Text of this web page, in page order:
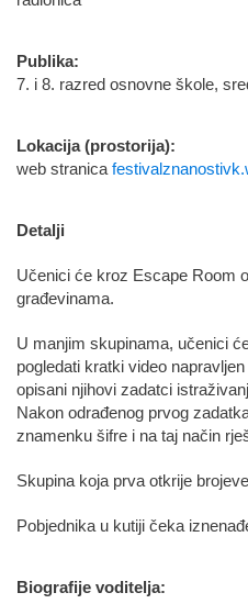
Publika:
7. i 8. razred osnovne škole,
Lokacija (prostorija):
web stranica
Detalji
Učenici će kroz Escape Room
građevinama.
U manjim skupinama, učenici
pogledati kratki video
opisani njihovi zadatci
Nakon odrađenog prvog
znamenku šifre i na taj način
Skupina koja prva otkrije
Pobjednika u kutiji čeka
Biografije voditelja: